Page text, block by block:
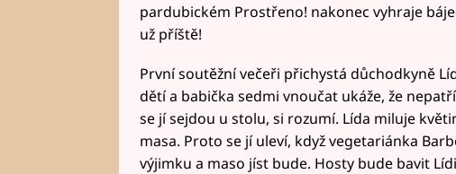
pardubickém Prostřeno! nakonec vyhraje
už příště!
První soutěžní večeři přichystá důchodkyně
dětí a babička sedmi vnoučat ukáže, že
se jí sejdou u stolu, si rozumí. Lída miluje
masa. Proto se jí uleví, když vegetariánka
výjimku a maso jíst bude. Hosty bude bavit